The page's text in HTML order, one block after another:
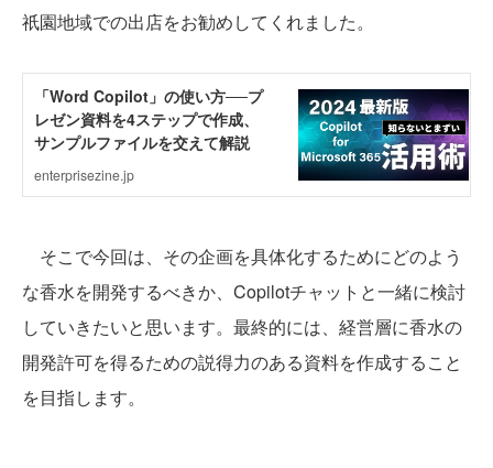
祇園地域での出店をお勧めしてくれました。
そこで今回は、その企画を具体化するためにどのよう
な香水を開発するべきか、Copilotチャットと一緒に検討
していきたいと思います。最終的には、経営層に香水の
開発許可を得るための説得力のある資料を作成すること
を目指します。